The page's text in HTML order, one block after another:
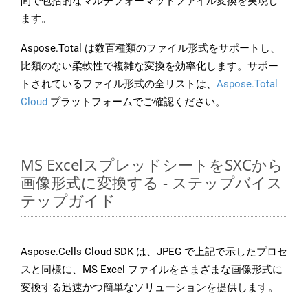
ます。
Aspose.Total は数百種類のファイル形式をサポートし、
比類のない柔軟性で複雑な変換を効率化します。サポー
トされているファイル形式の全リストは、 Aspose.Total
Cloud プラットフォームでご確認ください。
MS ExcelスプレッドシートをSXCから
画像形式に変換する - ステップバイス
テップガイド
Aspose.Cells Cloud SDK は、JPEG で上記で示したプロセ
スと同様に、MS Excel ファイルをさまざまな画像形式に
変換する迅速かつ簡単なソリューションを提供します。